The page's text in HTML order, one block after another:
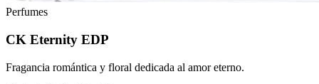
Perfumes
CK Eternity EDP
Fragancia romántica y floral dedicada al amor eterno.